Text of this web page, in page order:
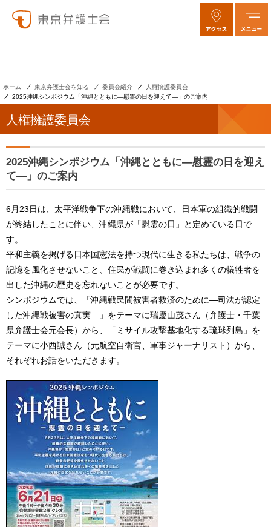
ホーム 東京弁護士会を知る 委員会紹介
人権擁護委員会
2025沖縄シンポジウム「沖縄とともに―慰霊の日を迎えて―」のご案内
人権擁護委員会
2025沖縄シンポジウム「沖縄とともに―慰霊の日を迎え
て―」のご案内
6月23日は、太平洋戦争下の沖縄戦において、日本軍の組織的戦闘
が終結したことに伴い、沖縄県が「慰霊の日」と定めている日で
す。
平和主義を掲げる日本国憲法を持つ現代に⽣きる私たちは、戦争の
記憶を⾵化させないこと、住⺠が戦闘に巻き込まれ多くの犠牲者を
出した沖縄の歴史を忘れないことが必要です。
シンポジウムでは、「沖縄戦民間被害者救済のために―司法が認定
した沖縄戦被害の真実―」をテーマに瑞慶山茂さん（弁護士・千葉
県弁護士会元会長）から、「ミサイル攻撃基地化する琉球列島」を
テーマに小西誠さん （元航空自衛官、軍事ジャーナリスト ）から、
それぞれお話をいただきます。